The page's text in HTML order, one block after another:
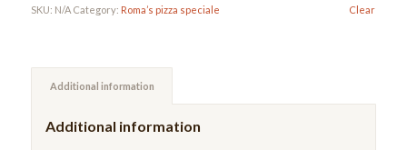
Clear
SKU: N/A Category: Roma’s pizza speciale
Additional information
Additional information